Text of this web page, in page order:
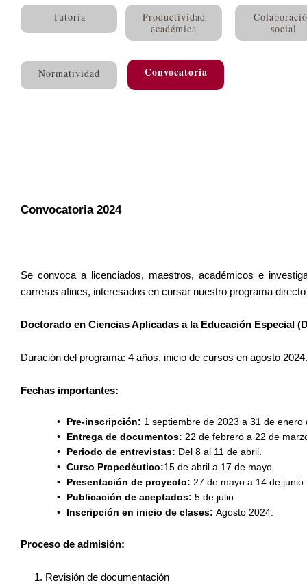
Tutoría
Productividad
académica
social
Normatividad Convocatoria
Convocatoria 2024
Se convoca a licenciados, maestros, académicos e
carreras afines, interesados en cursar nuestro programa
Doctorado en Ciencias Aplicadas a la Educación Especial
Duración del programa: 4 años, inicio de cursos en agosto 2024.
Fechas importantes:
Pre-inscripción: 1 septiembre de 2023 a 31 de enero
Entrega de documentos: 22 de febrero a 22 de
Periodo de entrevistas: Del 8 al 11 de abril.
Curso Propedéutico:15 de abril a 17 de mayo.
Presentación de proyecto: 27 de mayo a 14 de junio.
Publicación de aceptados: 5 de julio.
Inscripción en inicio de clases: Agosto 2024.
Proceso de admisión:
1. Revisión de documentación